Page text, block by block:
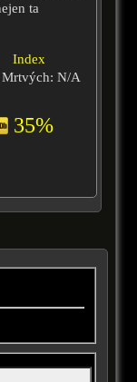
ta
Index
Mrtvých: N/A
35%